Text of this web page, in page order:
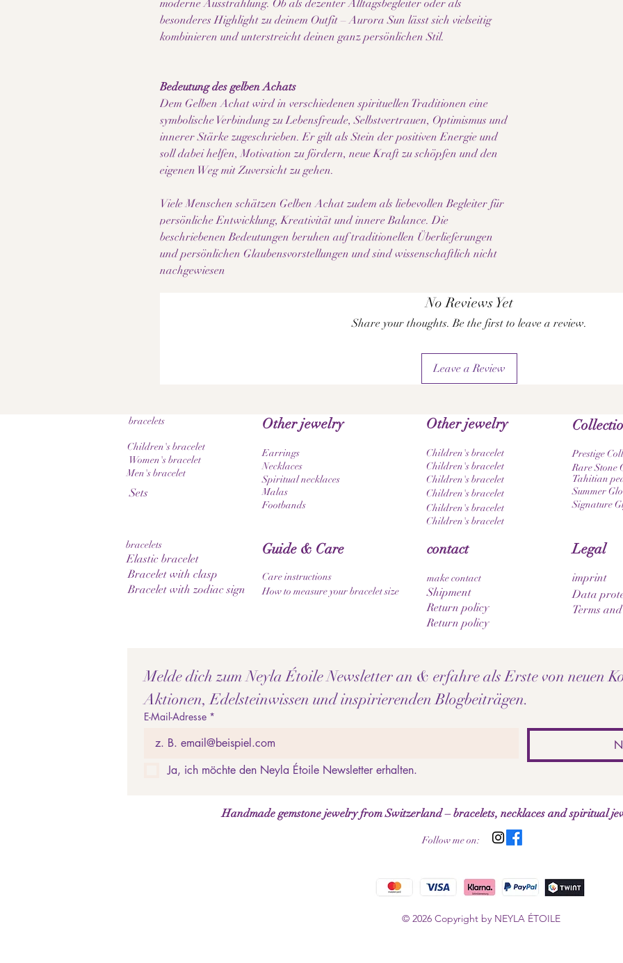
moderne Ausstrahlung. Ob als dezenter Alltagsbegleiter oder als
besonderes Highlight zu deinem Outfit – Aurora Sun lässt sich vielseitig
kombinieren und unterstreicht deinen ganz persönlichen Stil.
Bedeutung des gelben Achats
Dem Gelben Achat wird in verschiedenen spirituellen Traditionen eine
symbolische Verbindung zu Lebensfreude, Selbstvertrauen, Optimismus und
innerer Stärke zugeschrieben. Er gilt als Stein der positiven Energie und
soll dabei helfen, Motivation zu fördern, neue Kraft zu schöpfen und den
eigenen Weg mit Zuversicht zu gehen.
Viele Menschen schätzen Gelben Achat zudem als liebevollen Begleiter für
persönliche Entwicklung, Kreativität und innere Balance. Die
beschriebenen Bedeutungen beruhen auf traditionellen Überlieferungen
und persönlichen Glaubensvorstellungen und sind wissenschaftlich nicht
nachgewiesen
No Reviews Yet
Share your thoughts. Be the first to leave a review.
Leave a Review
Other jewelry
Earrings
Necklaces
Spiritual necklaces
Malas
Footbands
bracelets
Children's bracelet
Women's bracelet
Men's bracelet
Prestige
Rare Stone
Summer
Tahitian
Signature
Sets
Other jewelry
Children's bracelet
Children's bracelet
Children's bracelet
Children's bracelet
Children's bracelet
Children's bracelet
bracelets
Elastic bracelet
Bracelet with clasp
Bracelet with zodiac sign
Legal
imprint
Data
Terms
contact
make contact
Shipment
Return policy
Return policy
Guide & Care
Care instructions
How to measure your bracelet size
Melde dich zum Neyla Étoile Newsletter an & erfahre als Erste von neuen
Aktionen, Edelsteinwissen und inspirierenden Blogbeiträgen.
E-Mail-Adresse *
Ja, ich möchte den Neyla Étoile Newsletter erhalten.
Handmade gemstone jewelry from Switzerland – bracelets, necklaces and spiritual
Follow me on:
© 2026 Copyright by NEYLA ÉTOILE